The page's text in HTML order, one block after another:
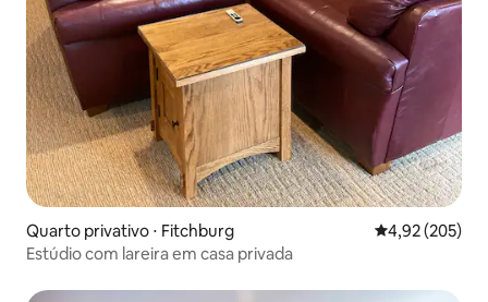
Quarto privativo ⋅ Fitchburg 4,92 de uma
4,92 (205)
Estúdio com lareira em casa privada